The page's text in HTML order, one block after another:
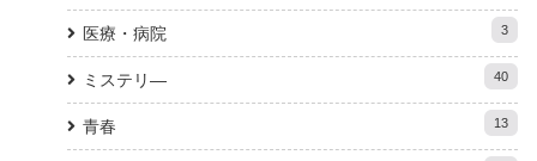
医療・病院 3
ミステリ― 40
青春 13